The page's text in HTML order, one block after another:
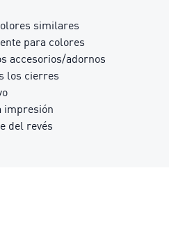
similares
para colores
accesorios/adornos
los cierres
impresión
del revés